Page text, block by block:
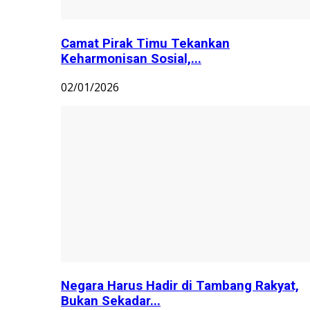
Camat Pirak Timu Tekankan
Keharmonisan Sosial,...
02/01/2026
Negara Harus Hadir di Tambang Rakyat,
Bukan Sekadar...